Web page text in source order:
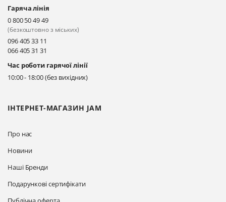
Київ, вул. Драгоманова 31-д
Прокласти маршрут
Київ, вул. Драгоманова 31-д
Прокласти маршрут
ІНТЕРНЕТ-МАГАЗИН JAM
Про нас
Новини
Наші Бренди
Подарункові сертифікати
Гаряча лінія
0 800 50 49 49
(безкоштовно з міських)
096 405 33 11
066 405 31 31
Час роботи гарячої лінії
10:00 - 18:00 (без вихідних)